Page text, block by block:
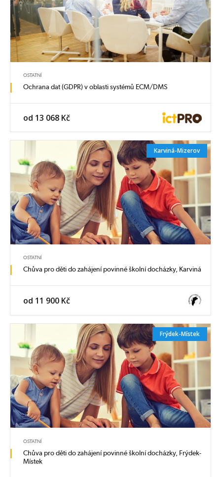
OSTATNÍ
Ochrana dat (GDPR) v oblasti systémů ECM/DMS
od 13 068 Kč
Karviná-Mizerov
OSTATNÍ
Chůva pro děti do zahájení povinné školní docházky, Karviná
od 11 900 Kč
Frýdek-Místek
OSTATNÍ
Chůva pro děti do zahájení povinné školní docházky, Frýdek-
Místek